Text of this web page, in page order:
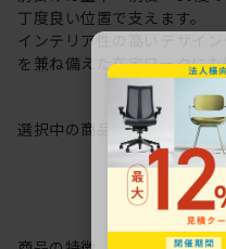
丁度良い位置で支えます。
インテリア性の高いデザイ
を兼ね備えた在宅ワークに
選択中の商品情報保証 注意事